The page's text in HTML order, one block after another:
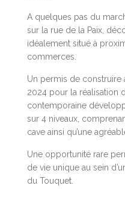
A quelques pas du
sur la rue de la Paix,
idéalement situé à
commerces.
Un permis de construire
2024 pour la réalisation
contemporaine
sur 4 niveaux,
cave ainsi qu’une
Une opportunité rare
de vie unique au sein
du Touquet.